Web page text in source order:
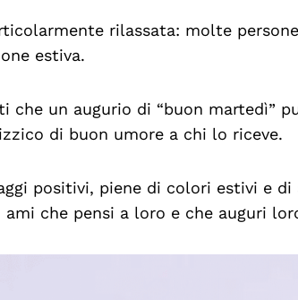
rilassata: molte
estiva.
che un augurio di “buon martedì”
di buon umore a chi lo riceve.
positivi, piene di colori estivi e
che pensi a loro e che auguri